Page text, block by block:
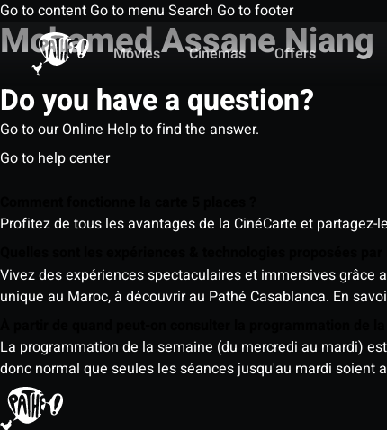
Go to content Go to menu Search Go to footer
Movies
Cinemas Offers
Mohamed Assane Niang
Do you have a question?
Go to our Online Help to find the answer.
Go to help center
Profitez de tous les avantages de la CinéCarte et
Vivez des expériences spectaculaires et immersives grâce
unique au Maroc, à découvrir au Pathé Casablanca. En
La programmation de la semaine (du mercredi au mardi)
donc normal que seules les séances jusqu'au mardi soient